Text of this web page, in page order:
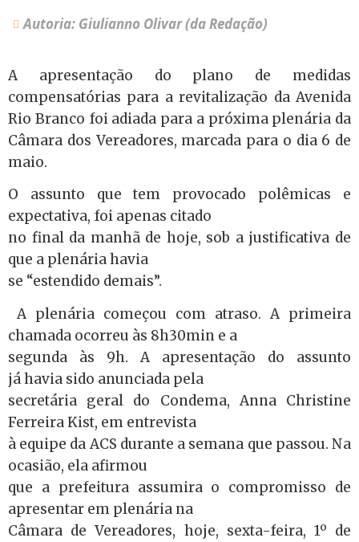
Autoria: Giulianno Olivar (da Redação)
A apresentação do plano de medidas
compensatórias para a revitalização da Avenida
Rio Branco foi adiada para a próxima plenária da
Câmara dos Vereadores, marcada para o dia 6 de
maio.
O assunto que tem provocado polêmicas e
expectativa, foi apenas citado
no final da manhã de hoje, sob a justificativa de
que a plenária havia
se “estendido demais”.
A plenária começou com atraso. A primeira
chamada ocorreu às 8h30min e a
segunda às 9h. A apresentação do assunto
já havia sido anunciada pela
secretária geral do Condema, Anna Christine
Ferreira Kist, em entrevista
à equipe da ACS durante a semana que passou. Na
ocasião, ela afirmou
que a prefeitura assumira o compromisso de
apresentar em plenária na
Câmara de Vereadores, hoje, sexta-feira, 1º de